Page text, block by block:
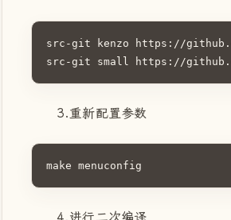
src-git kenzo https://
src-git small https://
3.重新配置参数
make menuconfig